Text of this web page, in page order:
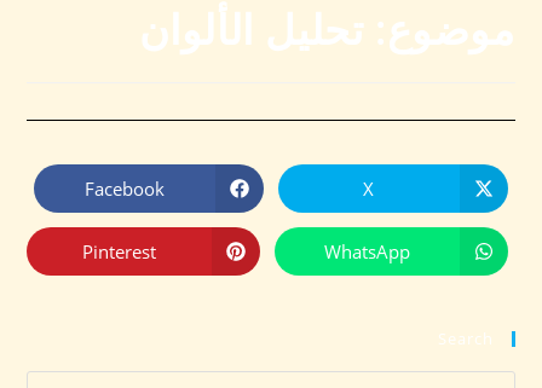
موضوع: تحليل الألوان
X
Facebook
WhatsApp
Pinterest
Search